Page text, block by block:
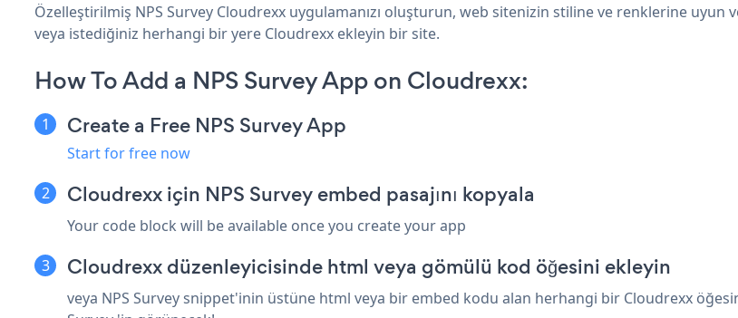
Özelleştirilmiş NPS Survey Cloudrexx uygulamanızı oluşturun, web sitenizin stiline ve renklerine uyun
veya istediğiniz herhangi bir yere Cloudrexx ekleyin bir site.
How To Add a NPS Survey App on Cloudrexx:
Create a Free NPS Survey App
Start for free now
Cloudrexx için NPS Survey embed pasajını kopyala
Your code block will be available once you create your app
Cloudrexx düzenleyicisinde html veya gömülü kod öğesini ekleyin
veya NPS Survey snippet'inin üstüne html veya bir embed kodu alan herhangi bir Cloudrexx